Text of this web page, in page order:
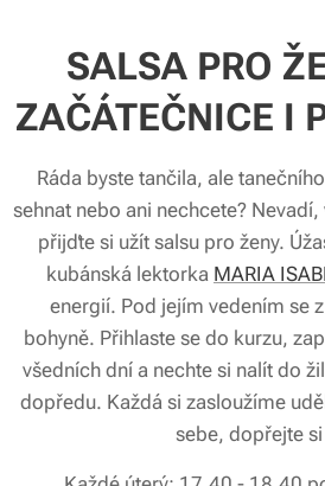
SALSA PRO
ZAČÁTEČNICE I
Ráda byste tančila, ale
sehnat nebo ani nechcete?
přijďte si užít salsu pro ženy.
kubánská lektorka MARIA
energií. Pod jejím vedením se
bohyně. Přihlaste se do kurzu,
všedních dní a nechte si nalít do
dopředu. Každá si zasloužíme
sebe, dopřejte